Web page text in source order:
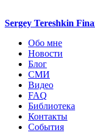
Sergey Tereshkin
Обо мне
Новости
Блог
СМИ
Видео
FAQ
Библиотека
Контакты
События